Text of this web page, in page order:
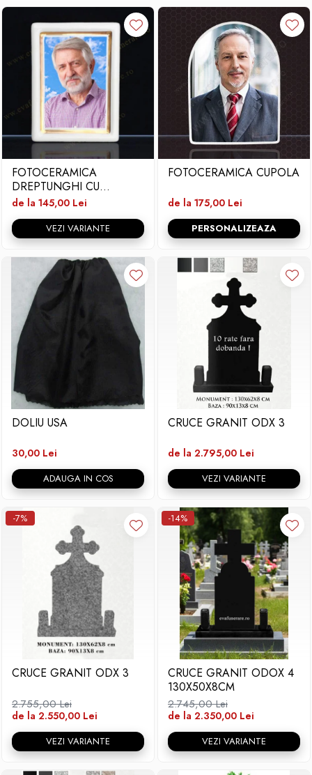
FOTOCERAMICA
DREPTUNGHI CU
BORDURA SI FIR
de la 145,00 Lei
VEZI VARIANTE
FOTOCERAMICA CUPOLA
de la 175,00 Lei
PERSONALIZEAZA
DOLIU USA
30,00 Lei
ADAUGA IN COS
CRUCE GRANIT ODX 3
de la 2.795,00 Lei
VEZI VARIANTE
-7%
CRUCE GRANIT ODX 3
2.755,00 Lei
de la 2.550,00 Lei
VEZI VARIANTE
-14%
CRUCE GRANIT ODOX 4
130X50X8CM
2.745,00 Lei
de la 2.350,00 Lei
VEZI VARIANTE